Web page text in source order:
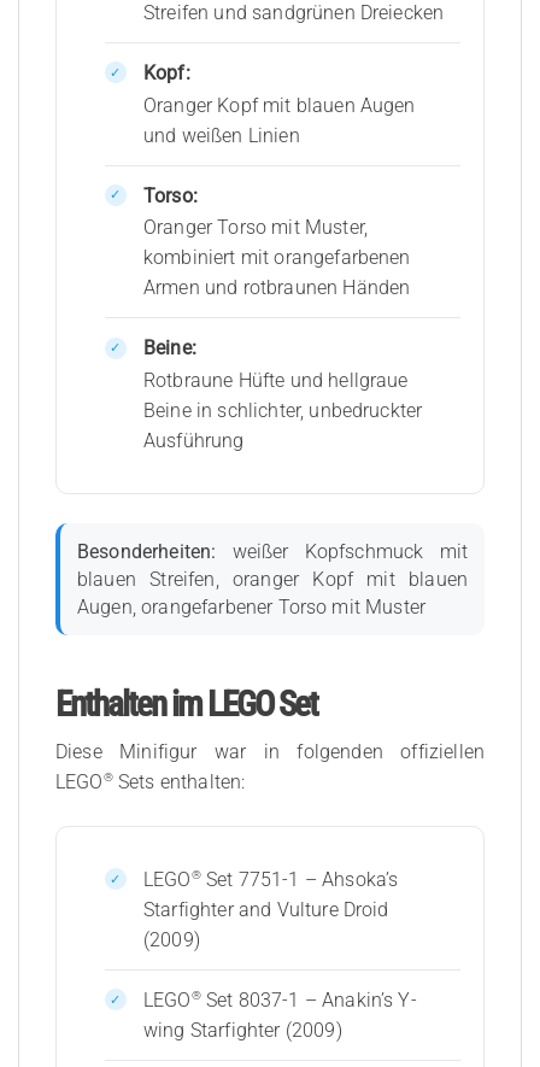
Streifen und sandgrünen Dreiecken
Kopf:
Oranger Kopf mit blauen Augen
und weißen Linien
Torso:
Oranger Torso mit Muster,
kombiniert mit orangefarbenen
Armen und rotbraunen Händen
Beine:
Rotbraune Hüfte und hellgraue
Beine in schlichter, unbedruckter
Ausführung
Besonderheiten: weißer Kopfschmuck mit
blauen Streifen, oranger Kopf mit blauen
Augen, orangefarbener Torso mit Muster
Enthalten im LEGO Set
Diese Minifigur war in folgenden offiziellen
LEGO®Sets enthalten:
LEGO®Set 7751-1 – Ahsoka’s
Starfighter and Vulture Droid
(2009)
LEGO®Set 8037-1 – Anakin’s Y-
wing Starfighter (2009)